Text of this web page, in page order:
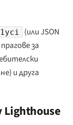
(или JSON
за
и друга
Lighthouse